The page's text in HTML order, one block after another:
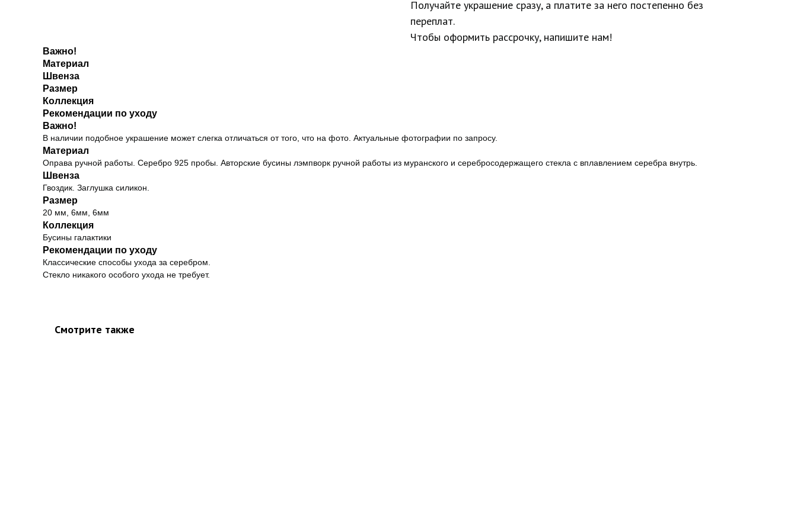
Получайте украшение сразу, а платите за него постепенно без
переплат.
Чтобы оформить рассрочку, напишите нам!
Важно!
Материал
Швенза
Размер
Коллекция
Рекомендации по уходу
Важно!
В наличии подобное украшение может слегка отличаться от того, что на фото. Актуальные фотографии по запросу.
Материал
Оправа ручной работы. Серебро 925 пробы. Авторские бусины лэмпворк ручной работы из муранского и серебросодержащего стекла с вплавлением серебра внутрь.
Швенза
Гвоздик. Заглушка силикон.
Размер
20 мм, 6мм, 6мм
Коллекция
Бусины галактики
Рекомендации по уходу
Классические способы ухода за серебром.
Стекло никакого особого ухода не требует.
Смотрите также